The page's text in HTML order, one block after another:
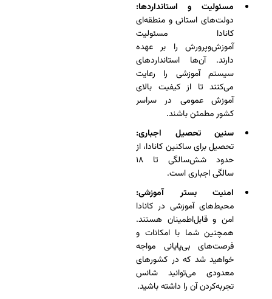
مسئولیت و استانداردها:
دولت‌های استانی و منطقه‌ای
کانادا مسئولیت
آموزش‌وپرورش را بر عهده
دارند. آن‌ها استانداردهای
سیستم آموزشی را رعایت
می‌کنند تا از کیفیت بالای
آموزش عمومی در سراسر
کشور مطمئن باشند.
سنین تحصیل اجباری:
تحصیل برای ساکنین کانادا، از
حدود شش‌سالگی تا ۱۸
سالگی اجباری است.
امنیت بستر آموزشی:
محیط‌های آموزشی در کانادا
امن و قابل‌اطمینان هستند.
همچنین شما با امکانات و
فرصت‌های بی‌پایانی مواجه
خواهید شد که در کشورهای
معدودی می‌توانید شانس
تجربه‌کردن آن را داشته باشید.